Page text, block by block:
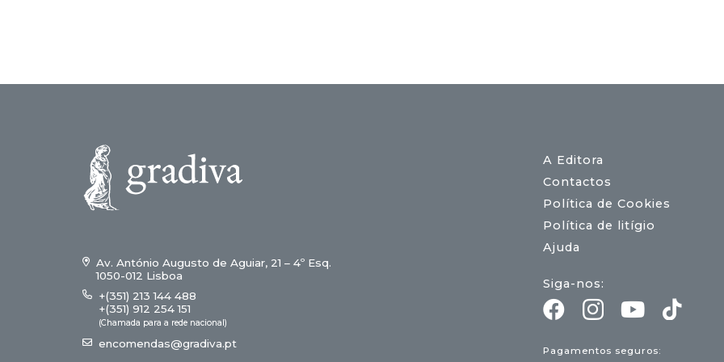
Av. António Augusto de Aguiar, 21 – 4º Esq.
1050-012 Lisboa
+(351) 213 144 488
+(351) 912 254 151
(Chamada para a rede nacional)
encomendas@gradiva.pt
A Editora
Contactos
Política de Cookies
Política de litígio
Ajuda
Siga-nos:
Pagamentos seguros: